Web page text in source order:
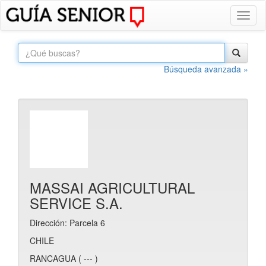
Búsqueda avanzada »
MASSAI AGRICULTURAL
SERVICE S.A.
Dirección: Parcela 6
CHILE
RANCAGUA ( --- )